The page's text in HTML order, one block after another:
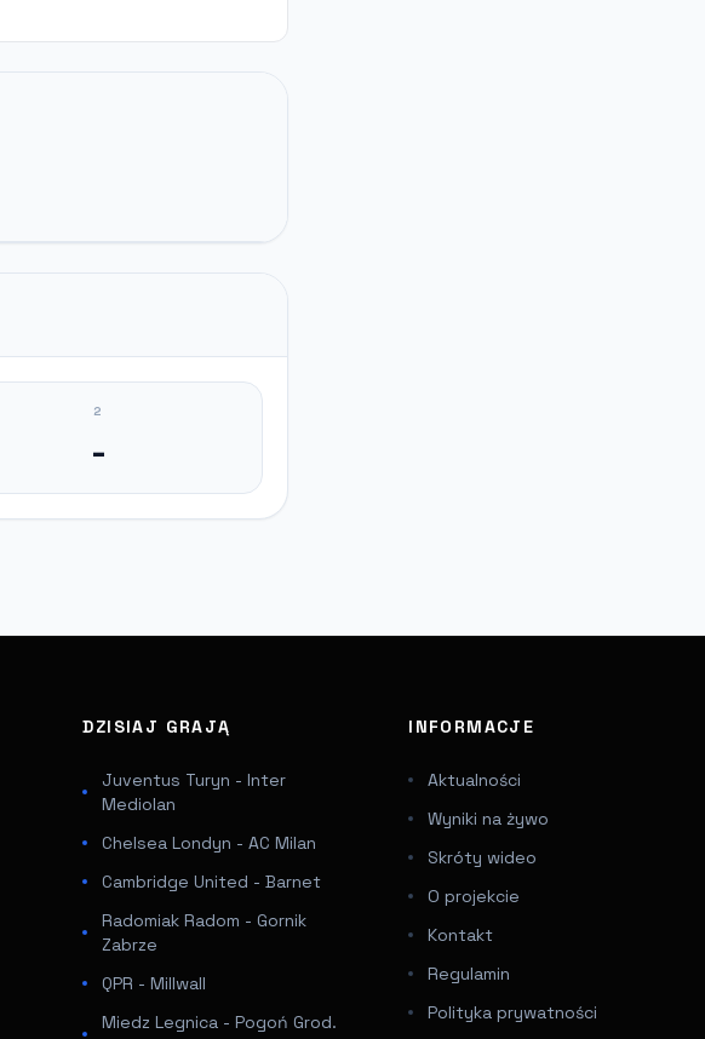
2
-
DZISIAJ GRAJĄ
Juventus Turyn - Inter
Mediolan
Chelsea Londyn - AC Milan
Cambridge United - Barnet
Radomiak Radom - Gornik
Zabrze
QPR - Millwall
Miedz Legnica - Pogoń Grod.
INFORMACJE
Aktualności
Wyniki na żywo
Skróty wideo
O projekcie
Kontakt
Regulamin
Polityka prywatności